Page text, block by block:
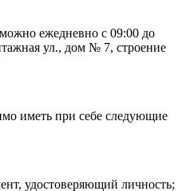
ежедневно с 09:00 до
ул., дом № 7, строение
иметь при себе следующие
удостоверяющий личность;